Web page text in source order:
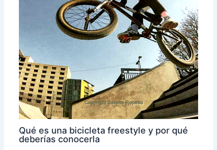
Qué es una bicicleta freestyle y por qué
deberías conocerla